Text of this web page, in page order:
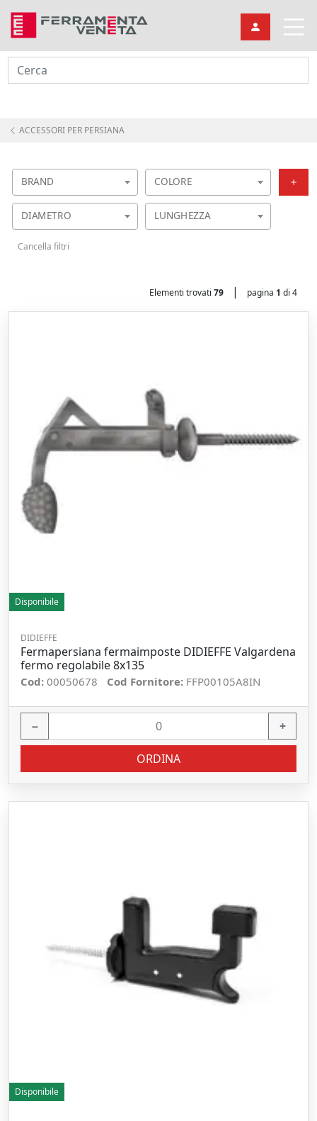
Cerca
ACCESSORI PER PERSIANA
BRAND COLORE
DIAMETRO LUNGHEZZA
Cancella filtri
Elementi trovati 79 | pagina 1 di 4
Disponibile
DIDIEFFE
Fermapersiana fermaimposte DIDIEFFE Valgardena
fermo regolabile 8x135
Cod: 00050678 Cod Fornitore: FFP00105A8IN
− +
ORDINA
Disponibile